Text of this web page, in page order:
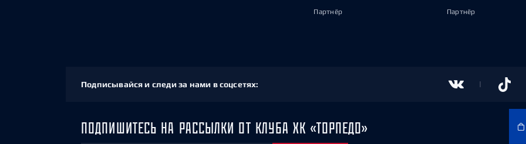
Партнёр Партнёр
Подписывайся и следи за нами в соцсетях:
ПОДПИШИТЕСЬ НА РАССЫЛКИ ОТ КЛУБА ХК «ТОРПЕДО»